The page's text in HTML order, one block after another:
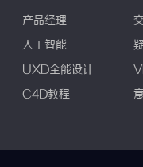
产品经理
人工智能
UXD全能设计
C4D教程